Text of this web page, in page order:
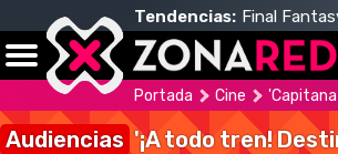
Tendencias: Final
Portada Cine 'Capitana
Audiencias '¡A todo tren!